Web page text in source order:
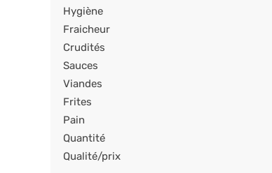
Hygiène
Fraicheur
Crudités
Sauces
Viandes
Frites
Pain
Quantité
Qualité/prix